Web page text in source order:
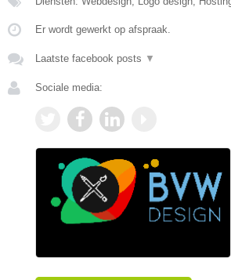
Er wordt gewerkt op afspraak.
Laatste facebook posts ▼
Sociale media: